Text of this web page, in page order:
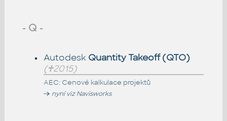
- Q -
Autodesk Quantity Takeoff (QTO)
(♰2015)
AEC: Cenové kalkulace projektů
nyní viz Navisworks